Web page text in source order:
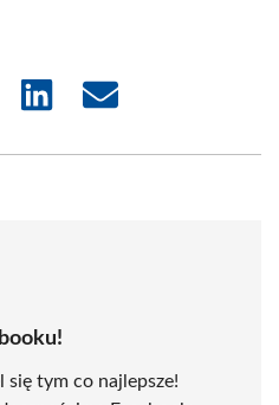
Share
Share
tym co najlepsze!